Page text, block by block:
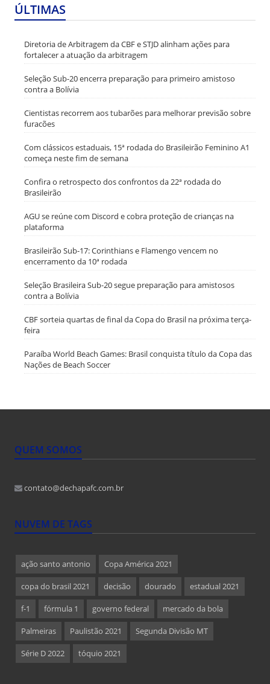
ÚLTIMAS
Diretoria de Arbitragem da CBF e STJD alinham ações para
fortalecer a atuação da arbitragem
Seleção Sub-20 encerra preparação para primeiro amistoso
contra a Bolívia
Cientistas recorrem aos tubarões para melhorar previsão sobre
furacões
Com clássicos estaduais, 15ª rodada do Brasileirão Feminino A1
começa neste fim de semana
Confira o retrospecto dos confrontos da 22ª rodada do
Brasileirão
AGU se reúne com Discord e cobra proteção de crianças na
plataforma
Brasileirão Sub-17: Corinthians e Flamengo vencem no
encerramento da 10ª rodada
Seleção Brasileira Sub-20 segue preparação para amistosos
contra a Bolívia
CBF sorteia quartas de final da Copa do Brasil na próxima terça-
feira
Paraíba World Beach Games: Brasil conquista título da Copa das
Nações de Beach Soccer
QUEM SOMOS
contato@dechapafc.com.br
NUVEM DE TAGS
ação santo antonio Copa América 2021
copa do brasil 2021 decisão dourado estadual 2021
f-1 fórmula 1 governo federal mercado da bola
Palmeiras Paulistão 2021 Segunda Divisão MT
Série D 2022 tóquio 2021